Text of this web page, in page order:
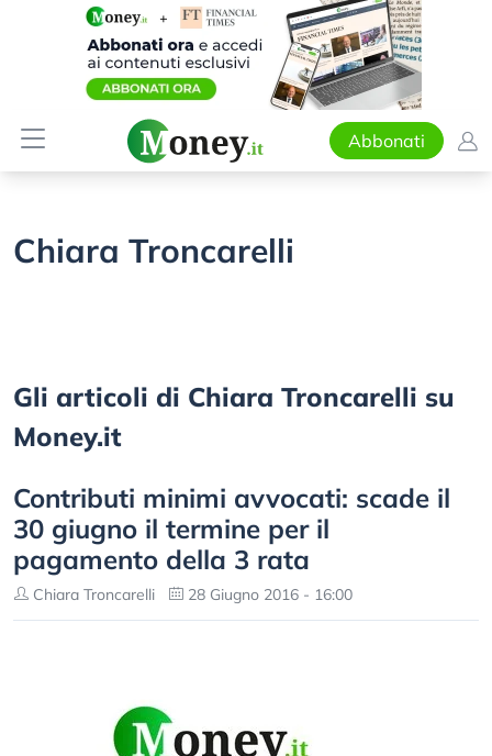
Abbonati
Chiara Troncarelli
Gli articoli di Chiara Troncarelli su
Money.it
Contributi minimi avvocati: scade il
30 giugno il termine per il
pagamento della 3 rata
Chiara Troncarelli 28 Giugno 2016 - 16:00